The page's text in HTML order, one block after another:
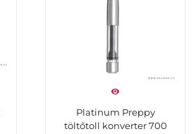
Platinum Preppy
töltőtoll konverter 700